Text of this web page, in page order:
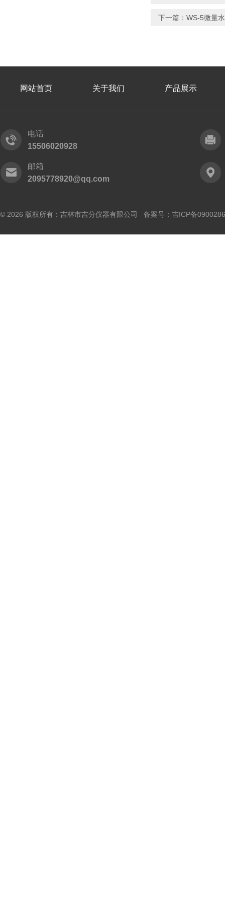
下一篇： WS-5微量
网站首页 关于我们 产品展示
电话
15506020928
邮箱
2095778920@qq.com
© 2026 版权所有：吉林市吉分仪器有限公司 备案号： 吉ICP备